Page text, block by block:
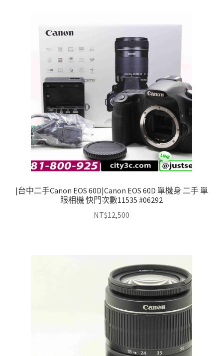
|台中二手Canon EOS 60D|Canon EOS 60D 單機身 二手 單
眼相機 快門次數11535 #06292
NT$12,500